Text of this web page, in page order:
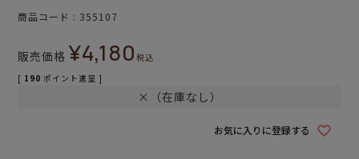
商品コード 355107
販売価格 ¥4,180税込
[ 190 ポイント進呈 ]
×（在庫なし）
お気に入りに登録する